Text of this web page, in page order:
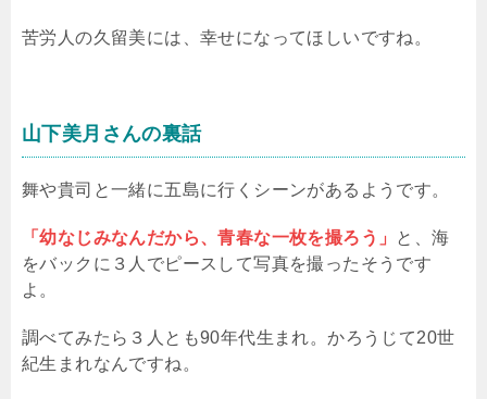
苦労人の久留美には、幸せになってほしいですね。
山下美月さんの裏話
舞や貴司と一緒に五島に行くシーンがあるようです。
「幼なじみなんだから、青春な一枚を撮ろう」 と、海
をバックに３人でピースして写真を撮ったそうです
よ。
調べてみたら３人とも90年代生まれ。かろうじて20世
紀生まれなんですね。